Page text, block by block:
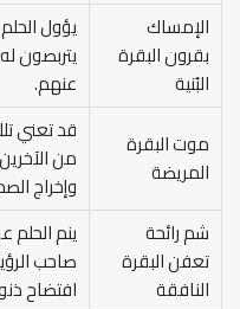
الإمساك
بقرون البقرة
البُنية
يؤول
يتربصون
عنهم.
موت البقرة
المريضة
قد تعني
من
وإخراج
شم رائحة
تعفن البقرة
النافقة
ينم الحلم
صاحب
افتضاح